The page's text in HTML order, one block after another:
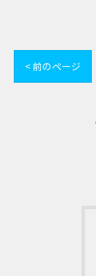
< 前のページ